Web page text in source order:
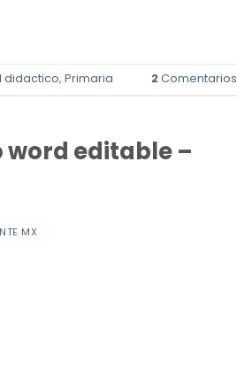
didactico, Primaria 2Comentarios
editable –
MX